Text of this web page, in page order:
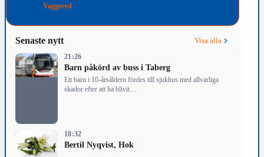
Vaggeryd
Senaste nytt Visa alla
21:26
Barn påkörd av buss i Taberg
Ett barn i 10-årsåldern fördes till sjukhus med allvarliga
skador efter att ha blivit…
18:32
Bertil Nyqvist, Hok